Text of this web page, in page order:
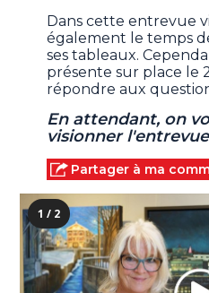
Dans cette entrevue
également le temps
ses tableaux.
présente sur place le
répondre aux
En attendant, on
visionner
Partager à ma
1 / 2